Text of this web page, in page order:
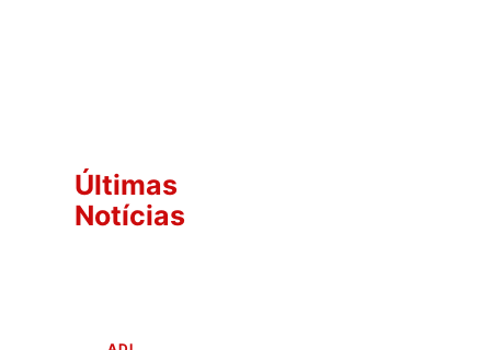
Últimas
Notícias